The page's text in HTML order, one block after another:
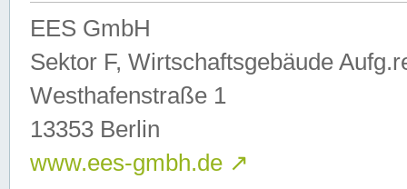
EES GmbH
Sektor F, Wirtschaftsgebäude
Westhafenstraße 1
13353 Berlin
www.ees-gmbh.de ↗